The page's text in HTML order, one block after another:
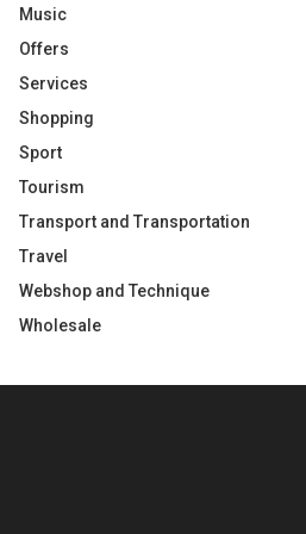
Music
Offers
Services
Shopping
Sport
Tourism
Transport and Transportation
Travel
Webshop and Technique
Wholesale